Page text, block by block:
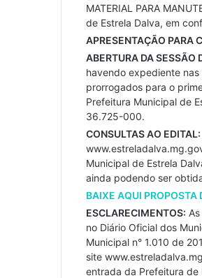
MATERIAL PARA
de Estrela Dalva, em
APRESENTAÇÃO PARA
ABERTURA DA SESSÃO
havendo expediente
prorrogados para o
Prefeitura Municipal de
36.725-000.
CONSULTAS AO EDITAL:
Municipal de Estrela
ainda podendo ser
BAIXE AQUI PROPOSTA
ESCLARECIMENTOS:
no Diário Oficial dos
Municipal n° 1.010 de
site
entrada da Prefeitura de